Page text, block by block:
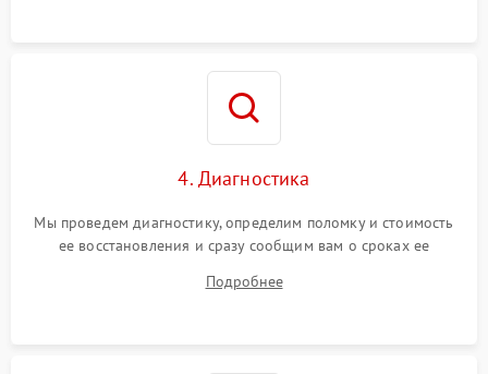
4. Диагностика
Мы проведем диагностику, определим поломку и стоимость
ее восстановления и сразу сообщим вам о сроках ее
Подробнее